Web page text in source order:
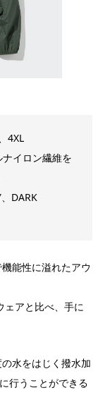
4XL
イロン繊維を
DARK
能性に溢れたアウ
ェアと比べ、手に
水をはじく撥水加
行うことができる